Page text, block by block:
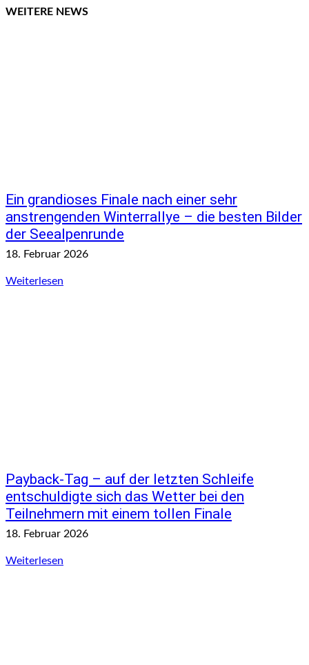
WEITERE NEWS
Ein grandioses Finale nach einer sehr
anstrengenden Winterrallye – die besten Bilder
der Seealpenrunde
18. Februar 2026
Weiterlesen
Payback-Tag – auf der letzten Schleife
entschuldigte sich das Wetter bei den
Teilnehmern mit einem tollen Finale
18. Februar 2026
Weiterlesen